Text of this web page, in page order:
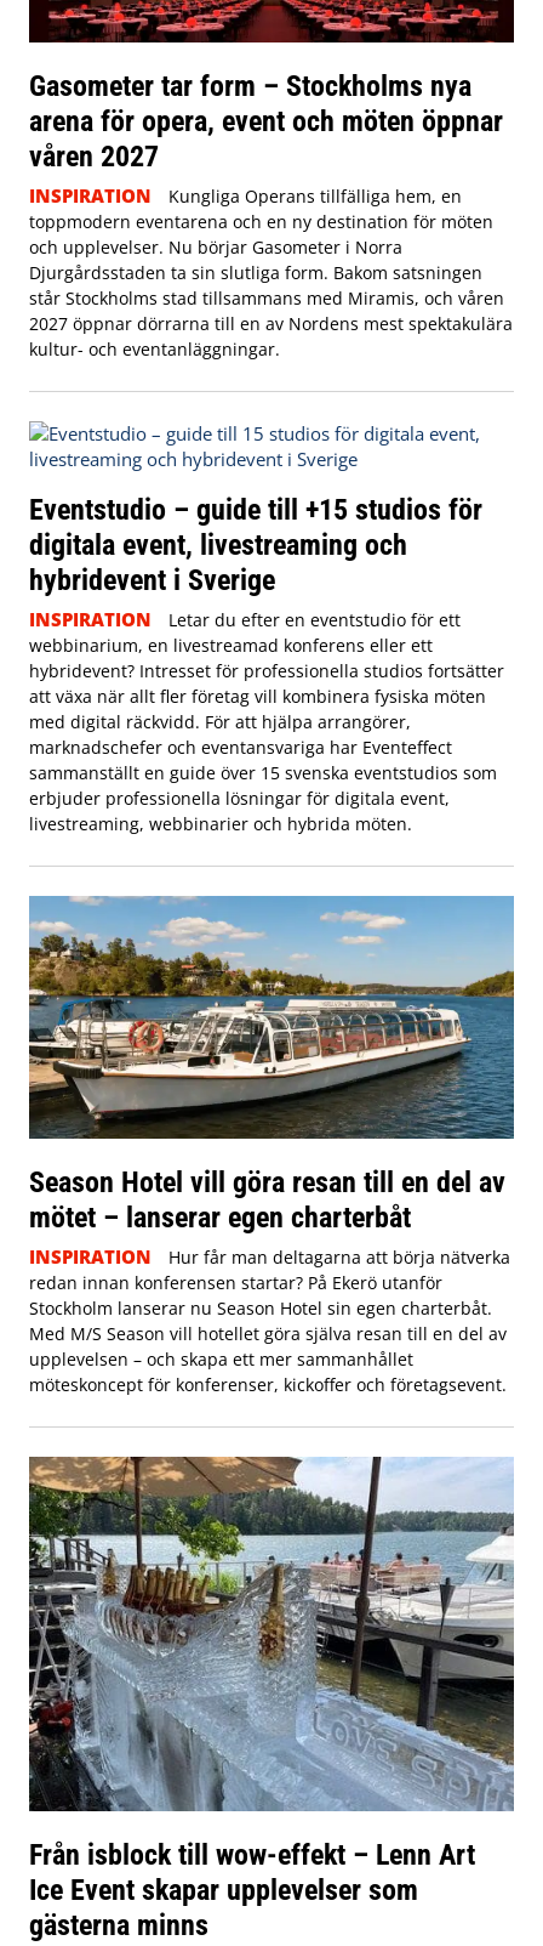
Gasometer tar form – Stockholms nya
arena för opera, event och möten öppnar
våren 2027
INSPIRATION
Kungliga Operans tillfälliga hem, en
toppmodern eventarena och en ny destination för möten
och upplevelser. Nu börjar Gasometer i Norra
Djurgårdsstaden ta sin slutliga form. Bakom satsningen
står Stockholms stad tillsammans med Miramis, och våren
2027 öppnar dörrarna till en av Nordens mest spektakulära
kultur- och eventanläggningar.
Eventstudio – guide till +15 studios för
digitala event, livestreaming och
hybridevent i Sverige
INSPIRATION
Letar du efter en eventstudio för ett
webbinarium, en livestreamad konferens eller ett
hybridevent? Intresset för professionella studios fortsätter
att växa när allt fler företag vill kombinera fysiska möten
med digital räckvidd. För att hjälpa arrangörer,
marknadschefer och eventansvariga har Eventeffect
sammanställt en guide över 15 svenska eventstudios som
erbjuder professionella lösningar för digitala event,
livestreaming, webbinarier och hybrida möten.
Season Hotel vill göra resan till en del av
mötet – lanserar egen charterbåt
INSPIRATION
Hur får man deltagarna att börja nätverka
redan innan konferensen startar? På Ekerö utanför
Stockholm lanserar nu Season Hotel sin egen charterbåt.
Med M/S Season vill hotellet göra själva resan till en del av
upplevelsen – och skapa ett mer sammanhållet
möteskoncept för konferenser, kickoffer och företagsevent.
Från isblock till wow-effekt – Lenn Art
Ice Event skapar upplevelser som
gästerna minns